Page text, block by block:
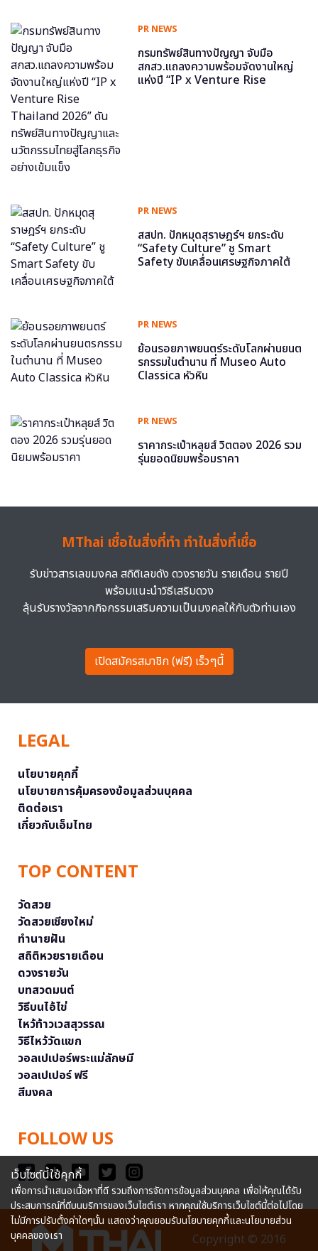
PR NEWS
กรมทรัพย์สินทางปัญญา จับมือ
สกสว.แถลงความพร้อมจัดงานใหญ่
แห่งปี “IP x Venture Rise
PR NEWS
สสปท. ปักหมุดสุราษฎร์ฯ ยกระดับ
“Safety Culture” ชู Smart
Safety ขับเคลื่อนเศรษฐกิจภาคใต้
PR NEWS
ย้อนรอยภาพยนตร์ระดับโลกผ่านยนต
รกรรมในตำนาน ที่ Museo Auto
Classica หัวหิน
PR NEWS
ราคากระเป๋าหลุยส์ วิตตอง 2026 รวม
รุ่นยอดนิยมพร้อมราคา
MThai เชื่อในสิ่งที่ทำ ทำในสิ่งที่เชื่อ
รับข่าวสารเลขมงคล สถิติเลขดัง ดวงรายวัน รายเดือน รายปี
พร้อมแนะนำวิธีเสริมดวง
ลุ้นรับรางวัลจากกิจกรรมเสริมความเป็นมงคลให้กับตัวท่านเอง
เปิดสมัครสมาชิก (ฟรี) เร็วๆนี้
LEGAL
นโยบายคุกกี้
นโยบายการคุ้มครองข้อมูลส่วนบุคคล
ติดต่อเรา
เกี่ยวกับเอ็มไทย
TOP CONTENT
วัดสวย
วัดสวยเชียงใหม่
ทำนายฝัน
สถิติหวยรายเดือน
ดวงรายวัน
บทสวดมนต์
วิธีบนไอ้ไข่
ไหว้ท้าวเวสสุวรรณ
วิธีไหว้วัดแขก
วอลเปเปอร์พระแม่ลักษมี
วอลเปเปอร์ ฟรี
สีมงคล
FOLLOW US
Copyright © 2016
เว็บไซต์นี้ใช้คุกกี้
เพื่อการนำเสนอเนื้อหาที่ดี รวมถึงการจัดการข้อมูลส่วนบุคคล เพื่อให้คุณได้รับ
ประสบการณ์ที่ดีบนบริการของเว็บไซต์เรา หากคุณใช้บริการเว็บไซต์นี้ต่อไปโดย
ไม่มีการปรับตั้งค่าใดๆนั้น แสดงว่าคุณยอมรับนโยบายคุกกี้และนโยบายส่วน
บุคคลของเรา